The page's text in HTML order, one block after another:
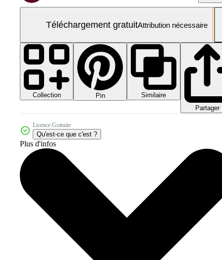
Téléchargement gratuitAttribution nécessaire
Collection Pin
Similaire
Partager
Licence Gratuite
Qu'est-ce que c'est ?
Plus d'infos